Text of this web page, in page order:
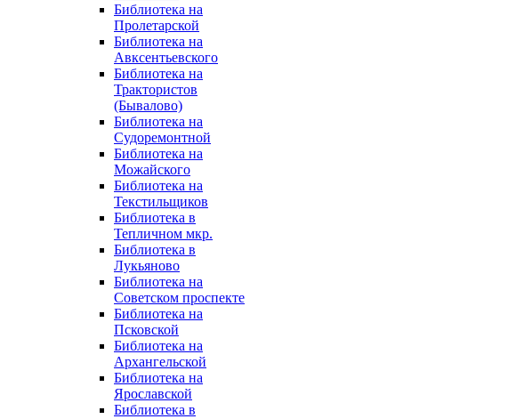
Библиотека на
Пролетарской
Библиотека на
Авксентьевского
Библиотека на
Трактористов
(Бывалово)
Библиотека на
Судоремонтной
Библиотека на
Можайского
Библиотека на
Текстильщиков
Библиотека в
Тепличном мкр.
Библиотека в
Лукьяново
Библиотека на
Советском проспекте
Библиотека на
Псковской
Библиотека на
Архангельской
Библиотека на
Ярославской
Библиотека в